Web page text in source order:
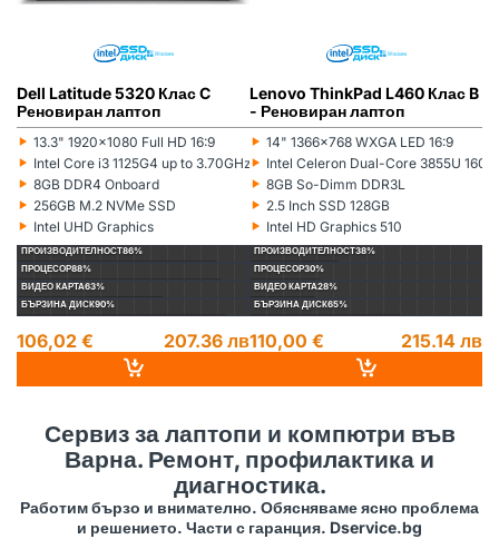
Dell Latitude 5320 Клас C
Реновиран лаптоп
‣
Монитор:
13.3" 1920x1080 Full HD 16:9
‣
Процесор:
Intel Core i3 1125G4 up to 3.70GHz 8MB
‣
Рам памет:
8GB DDR4 Onboard
‣
Хард диск:
256GB M.2 NVMe SSD
‣
Видеокарта:
Intel UHD Graphics
ПРОИЗВОДИТЕЛНОСТ86%
ПРОЦЕСОР88%
ВИДЕО КАРТА63%
БЪРЗИНА ДИСК90%
106,02 € 207.36 лв
Lenovo ThinkPad L460 Клас B
- Реновиран лаптоп
‣
Монитор:
14" 1366x768 WXGA LED 16:9
‣
Процесор:
Intel Celeron Dual-Core 3855U
‣
Рам памет:
8GB So-Dimm DDR3L
‣
Хард диск:
2.5 Inch SSD 128GB
‣
Видеокарта:
Intel HD Graphics 510
ПРОИЗВОДИТЕЛНОСТ38%
ПРОЦЕСОР30%
ВИДЕО КАРТА28%
БЪРЗИНА ДИСК65%
110,00 € 215.14 лв
Сервиз за лаптопи и компютри във
Варна. Ремонт, профилактика и
диагностика.
Работим бързо и внимателно. Обясняваме ясно проблема
и решението. Части с гаранция. Dservice.bg